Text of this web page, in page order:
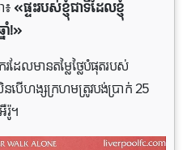
៖«ផ្ទះរបស់ខ្ញុំជាទីដែលខ្ញុំ
!»
ដែលមានតម្លៃថ្លៃបំផុតរបស់
បើហង្សក្រហមត្រូវបង់ប្រាក់ 25
រ៉ូ។